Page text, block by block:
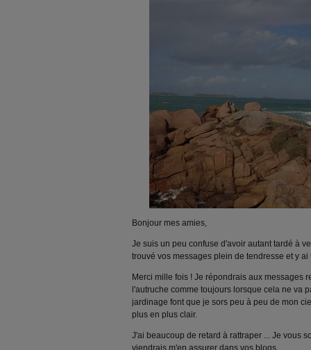
Bonjour mes amies,
Je suis un peu confuse d'avoir autant tardé à
trouvé vos messages plein de tendresse et y ai
Merci mille fois ! Je répondrais aux messages
l'autruche comme toujours lorsque cela ne va
jardinage font que je sors peu à peu de mon
plus en plus clair.
J'ai beaucoup de retard à rattraper ... Je vous
viendrais m'en assurer dans vos blogs.